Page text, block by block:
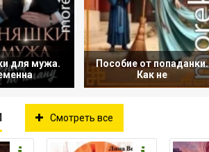
для мужа.
Пособие от попаданки.
Как не
Смотреть все